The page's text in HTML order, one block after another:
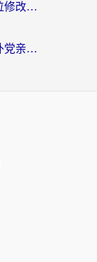
在俄罗斯用网易云音乐怎么把定位修改到中国国内？海外党听歌自由的钥匙找到了
在国外看腾讯视频受限制吗？海外党亲测有效的回国加速器选择指南